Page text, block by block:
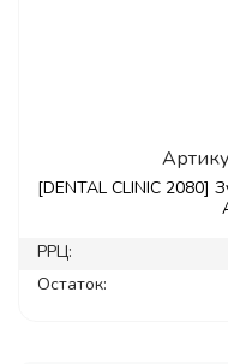
[DENTAL CLINIC 2080]
РРЦ:
Остаток: